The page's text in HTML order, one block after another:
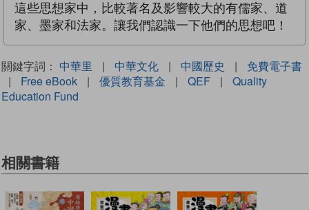
這些思想家中，比較著名及影響較大的有儒家、道
家、墨家和法家。讓我們認識一下他們的思想吧！
關鍵字詞： 中華里 | 中華文化 | 中國歷史 |
免費電子書
|
Free eBook | 優質教育基金 | QEF |
Quality
Education Fund
相關書籍